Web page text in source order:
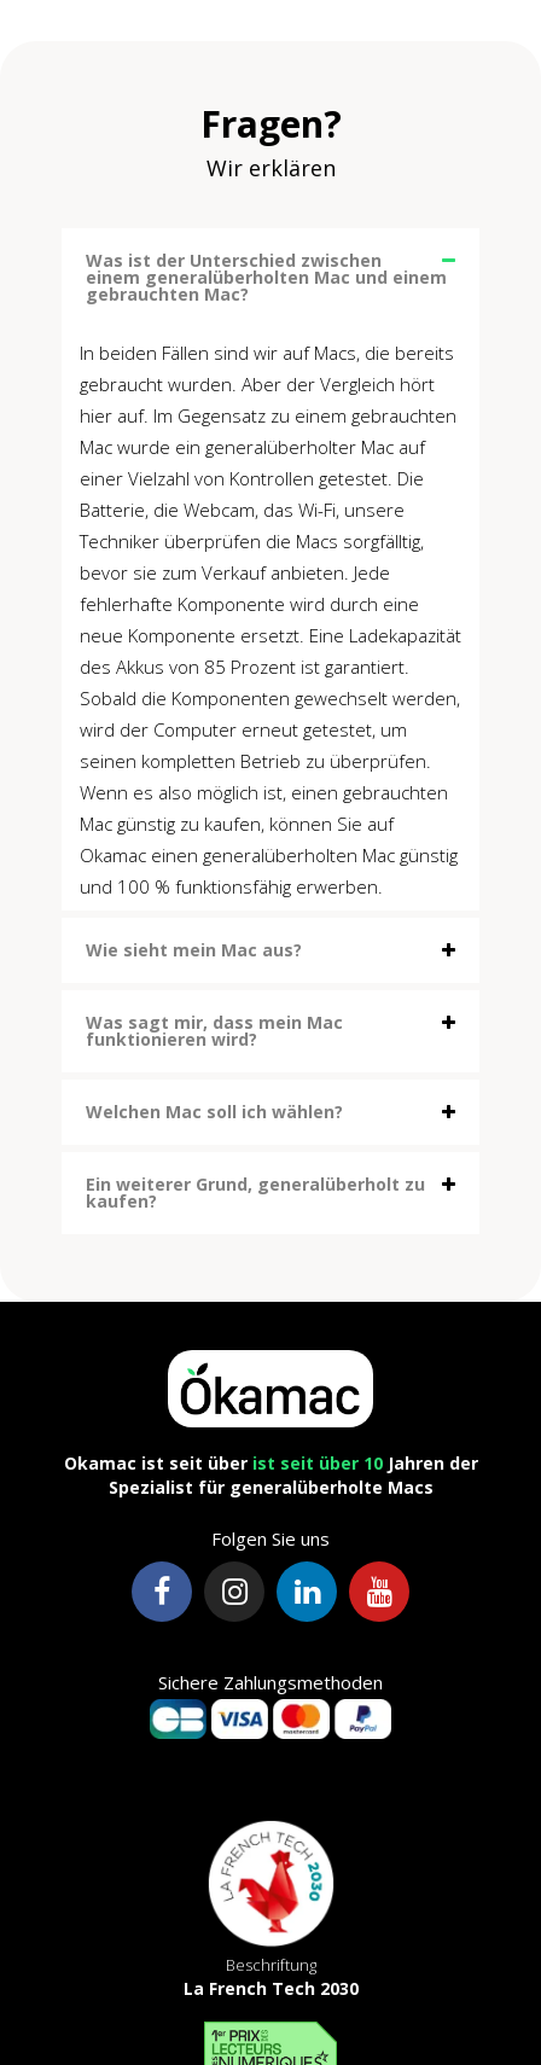
Fragen?
Wir erklären
Was ist der Unterschied zwischen
einem generalüberholten Mac und einem
gebrauchten Mac?
In beiden Fällen sind wir auf Macs, die bereits
gebraucht wurden. Aber der Vergleich hört
hier auf. Im Gegensatz zu einem gebrauchten
Mac wurde ein generalüberholter Mac auf
einer Vielzahl von Kontrollen getestet. Die
Batterie, die Webcam, das Wi-Fi, unsere
Techniker überprüfen die Macs sorgfälltig,
bevor sie zum Verkauf anbieten. Jede
fehlerhafte Komponente wird durch eine
neue Komponente ersetzt. Eine Ladekapazität
des Akkus von 85 Prozent ist garantiert.
Sobald die Komponenten gewechselt werden,
wird der Computer erneut getestet, um
seinen kompletten Betrieb zu überprüfen.
Wenn es also möglich ist, einen gebrauchten
Mac günstig zu kaufen, können Sie auf
Okamac einen generalüberholten Mac günstig
und 100 % funktionsfähig erwerben.
Wie sieht mein Mac aus?
Was sagt mir, dass mein Mac
funktionieren wird?
Welchen Mac soll ich wählen?
Ein weiterer Grund, generalüberholt zu
kaufen?
Okamac ist seit über ist seit über 10 Jahren der
Spezialist für generalüberholte Macs
Folgen Sie uns
Sichere Zahlungsmethoden
Beschriftung
La French Tech 2030